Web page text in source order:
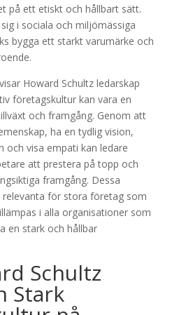
på ett etiskt och hållbart sätt.
i sociala och miljömässiga
bygga ett starkt varumärke och
Howard Schultz ledarskap
företagskultur kan vara en
och framgång. Genom att
ha en tydlig vision,
och visa empati kan ledare
att prestera på topp och
framgång. Dessa
för stora företag som
i alla organisationer som
en stark och hållbar
Schultz
Stark